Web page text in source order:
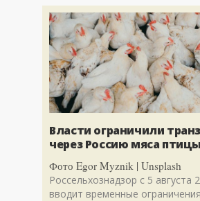
Власти ограничили
через Россию мяса
Фото Egor Myznik | Unsplash
Россельхознадзор с 5 августа
вводит временные